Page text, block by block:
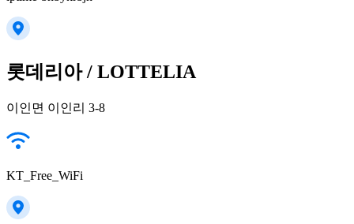
롯데리아 / LOTTELIA
이인면 이인리 3-8
KT_Free_WiFi